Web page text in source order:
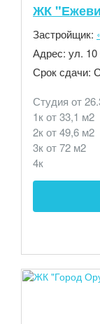
ЖК
Застройщик:
Адрес: ул.
Срок сдачи:
Студия от
1к от 33,1 м2
2к от 49,6 м2
3к от 72 м2
4к